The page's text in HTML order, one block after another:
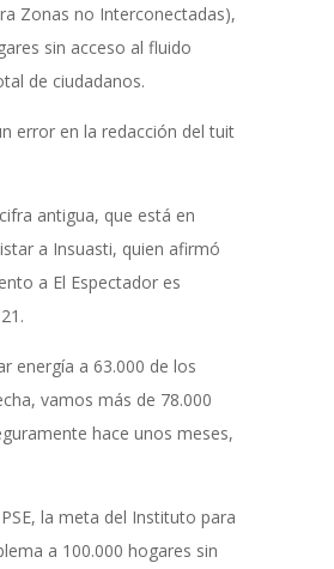
Zonas no Interconectadas),
sin acceso al fluido
de ciudadanos.
error en la redacción del tuit
antigua, que está en
a Insuasti, quien afirmó
a El Espectador es
energía a 63.000 de los
vamos más de 78.000
hace unos meses,
la meta del Instituto para
a 100.000 hogares sin